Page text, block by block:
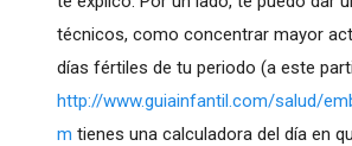
técnicos, como concentrar mayor
días fértiles de tu periodo (a este
http://www.guiainfantil.com/salud/
m tienes una calculadora del día en